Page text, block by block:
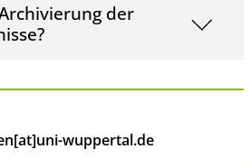
der
wuppertal.de